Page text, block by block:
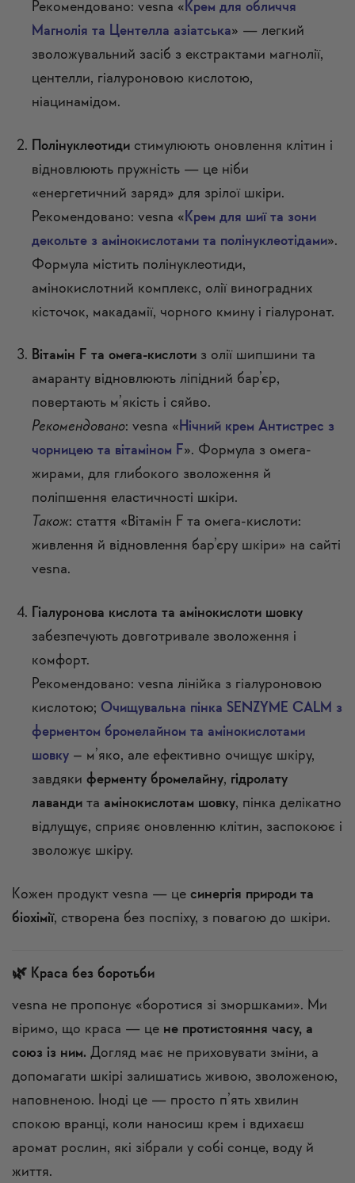
Рекомендовано: vesna «Крем для обличчя
Магнолія та Центелла азіатська» — легкий
зволожувальний засіб з екстрактами магнолії,
центелли, гіалуроновою кислотою,
ніацинамідом.
Полінуклеотидистимулюють оновлення клітин і
відновлюють пружність — це ніби
«енергетичний заряд» для зрілої шкіри.
Рекомендовано: vesna « Крем для шиї та зони
декольте з амінокислотами та полінуклеотідами».
Формула містить полінуклеотиди,
амінокислотний комплекс, олії виноградних
кісточок, макадамії, чорного кмину і гіалуронат.
Вітамін F та омега-кислотиз олії шипшини та
амаранту відновлюють ліпідний бар’єр,
повертають м’якість і сяйво.
Рекомендовано: vesna «Нічний крем Антистрес з
чорницею та вітаміном F». Формула з омега-
жирами, для глибокого зволоження й
поліпшення еластичності шкіри.
Також: стаття «Вітамін F та омега-кислоти:
живлення й відновлення бар’єру шкіри» на сайті
vesna.
Гіалуронова кислота та амінокислоти шовку
забезпечують довготривале зволоження і
комфорт.
Рекомендовано: vesna лінійка з гіалуроновою
кислотою; Очищувальна пінка SENZYME CALM з
ферментом бромелайном та амінокислотами
шовку– м’яко, але ефективно очищує шкіру,
завдяки ферменту бромелайну, гідролату
лавандита амінокислотам шовку, пінка делікатно
відлущує, сприяє оновленню клітин, заспокоює і
зволожує шкіру.
Кожен продукт vesna — це синергія природи та
біохімії, створена без поспіху, з повагою до шкіри.
🌿 Краса без боротьби
vesna не пропонує «боротися зі зморшками». Ми
віримо, що краса — це не протистояння часу, а
союз із ним. Догляд має не приховувати зміни, а
допомагати шкірі залишатись живою, зволоженою,
наповненою. Іноді це — просто п’ять хвилин
спокою вранці, коли наносиш крем і вдихаєш
аромат рослин, які зібрали у собі сонце, воду й
життя.